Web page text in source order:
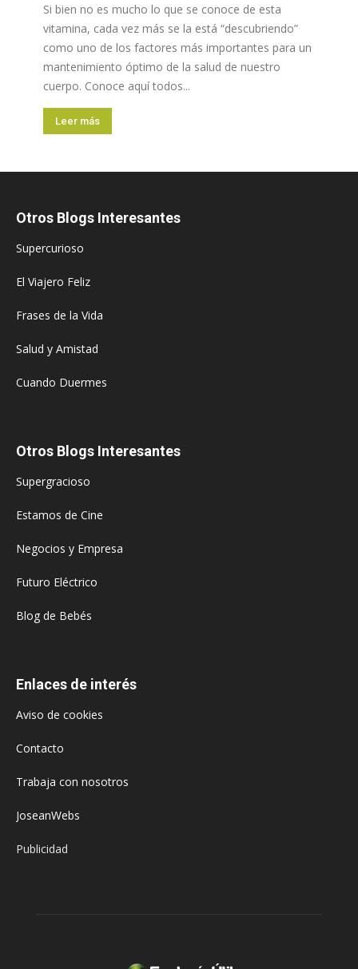
Si bien no es mucho lo que se conoce de esta
vitamina, cada vez más se la está “descubriendo”
como uno de los factores más importantes para un
mantenimiento óptimo de la salud de nuestro
cuerpo. Conoce aquí todos...
Leer más
Otros Blogs Interesantes
Supercurioso
El Viajero Feliz
Frases de la Vida
Salud y Amistad
Cuando Duermes
Otros Blogs Interesantes
Supergracioso
Estamos de Cine
Negocios y Empresa
Futuro Eléctrico
Blog de Bebés
Enlaces de interés
Aviso de cookies
Contacto
Trabaja con nosotros
JoseanWebs
Publicidad